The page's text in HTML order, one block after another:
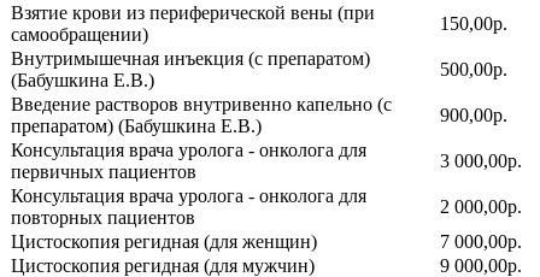
Взятие крови из периферической вены (при
самообращении)
150,00р.
Внутримышечная инъекция (с препаратом)
(Бабушкина Е.В.)
500,00р.
Введение растворов внутривенно капельно (с
препаратом) (Бабушкина Е.В.)
900,00р.
Консультация врача уролога - онколога для
первичных пациентов
3 000,00р.
Консультация врача уролога - онколога для
повторных пациентов
2 000,00р.
Цистоскопия регидная (для женщин)
7 000,00р.
Цистоскопия регидная (для мужчин)
9 000,00р.